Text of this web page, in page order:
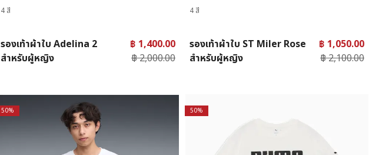
4 สี
รองเท้าผ้าใบ Adelina 2
สำหรับผู้หญิง
฿ 1,400.00
฿ 2,000.00
4 สี
รองเท้าผ้าใบ ST Miler Rose
สำหรับผู้หญิง
฿ 1,050.00
฿ 2,100.00
50% 50%